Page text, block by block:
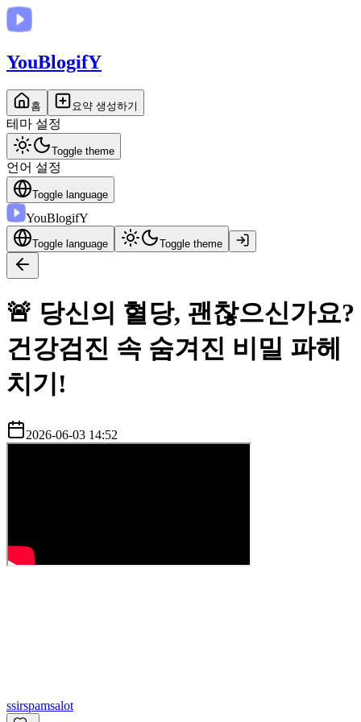
YouBlogifY
홈 요약 생성하기
테마 설정
Toggle theme
언어 설정
Toggle language
YouBlogifY
Toggle language Toggle theme
🚨 당신의 혈당, 괜찮으신가요?
건강검진 속 숨겨진 비밀 파헤
치기!
2026-06-03 14:52
ssirspamsalot